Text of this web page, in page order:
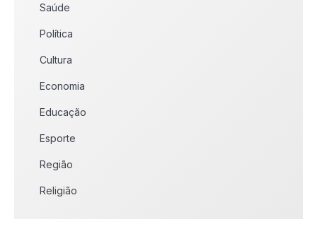
Saúde
Política
Cultura
Economia
Educação
Esporte
Região
Religião